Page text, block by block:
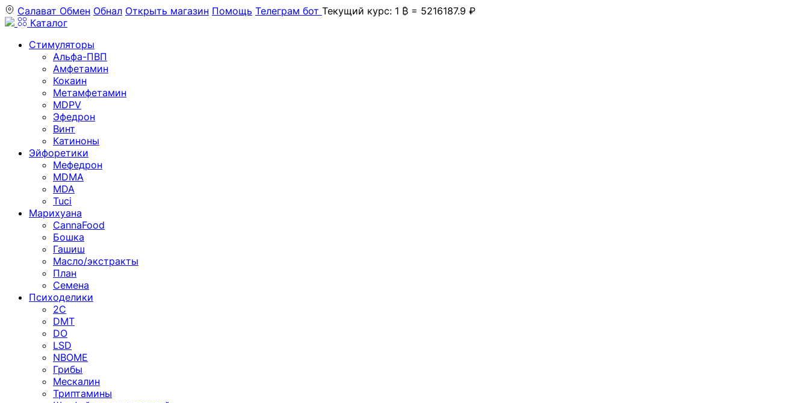
Салават Обмен Обнал Открыть магазин Помощь Телеграм бот Текущий курс: 1 ₿ = 5216187.9 ₽
Каталог
Стимуляторы
Альфа-ПВП
Амфетамин
Кокаин
Метамфетамин
MDPV
Эфедрон
Винт
Катиноны
Эйфоретики
Мефедрон
MDMA
MDA
Tuci
Марихуана
CannaFood
Бошка
Гашиш
Масло/экстракты
План
Семена
Психоделики
2C
DMT
DO
LSD
NBOME
Грибы
Мескалин
Триптамины